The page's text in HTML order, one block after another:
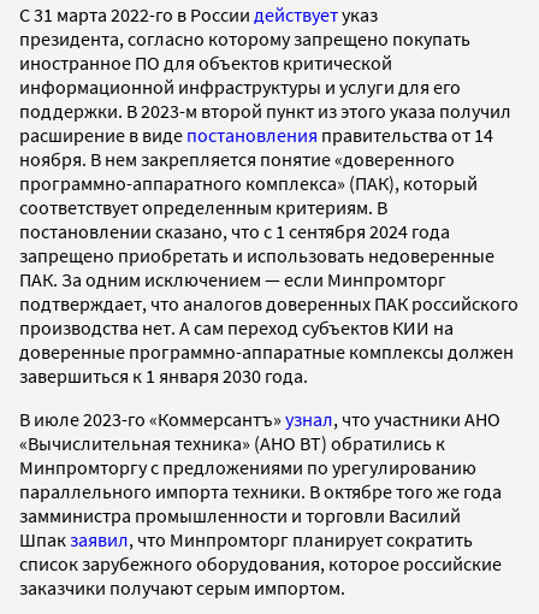
С 31 марта 2022-го в России действуетуказ
президента, согласно которому запрещено покупать
иностранное ПО для объектов критической
информационной инфраструктуры и услуги для его
поддержки. В 2023-м второй пункт из этого указа получил
расширение в виде постановления правительства от 14
ноября. В нем закрепляется понятие «доверенного
программно-аппаратного комплекса» (ПАК), который
соответствует определенным критериям. В
постановлении сказано, что с 1 сентября 2024 года
запрещено приобретать и использовать недоверенные
ПАК. За одним исключением — если Минпромторг
подтверждает, что аналогов доверенных ПАК российского
производства нет. А сам переход субъектов КИИ на
доверенные программно-аппаратные комплексы должен
завершиться к 1 января 2030 года.
В июле 2023-го «Коммерсантъ» узнал, что участники АНО
«Вычислительная техника» (АНО ВТ) обратились к
Минпромторгу с предложениями по урегулированию
параллельного импорта техники. В октябре того же года
замминистра промышленности и торговли Василий
Шпакзаявил, что Минпромторг планирует сократить
список зарубежного оборудования, которое российские
заказчики получают серым импортом.